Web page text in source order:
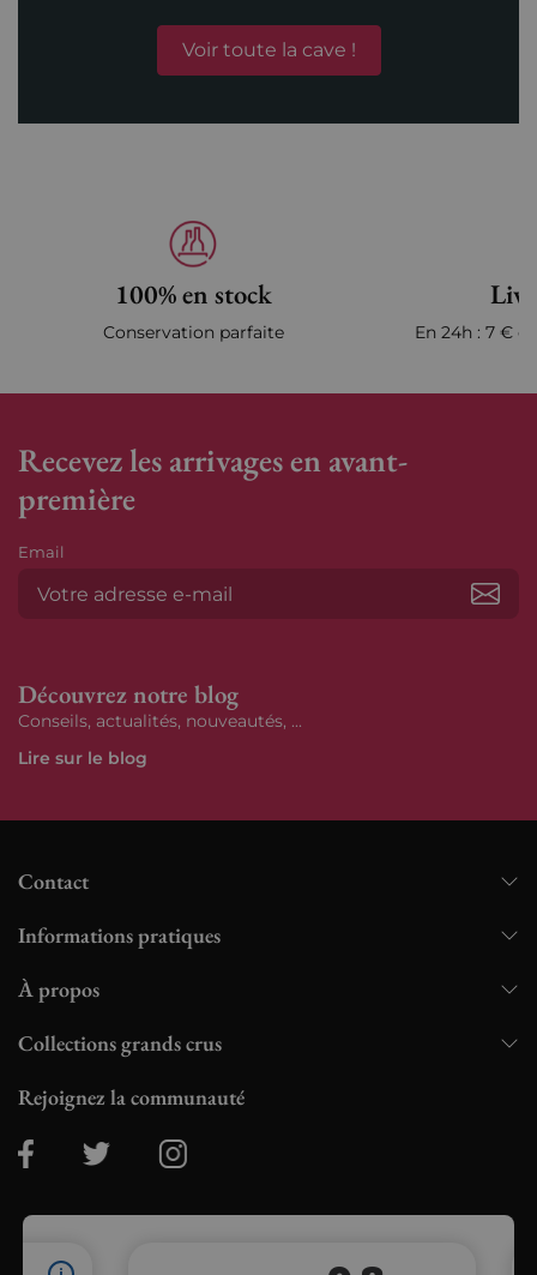
Voir toute la cave !
100% en stock
Conservation parfaite En 24h : 7 €
Recevez les arrivages en avant-
première
Email
Découvrez notre blog
Conseils, actualités, nouveautés, ...
Lire sur le blog
Contact
Informations pratiques
À propos
Collections grands crus
Rejoignez la communauté